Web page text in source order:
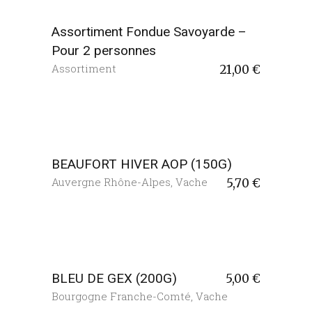
Assortiment Fondue Savoyarde –
Pour 2 personnes
21,00 €
Assortiment
BEAUFORT HIVER AOP (150G)
5,70 €
Auvergne Rhône-Alpes, Vache
BLEU DE GEX (200G) 5,00 €
Bourgogne Franche-Comté Vache